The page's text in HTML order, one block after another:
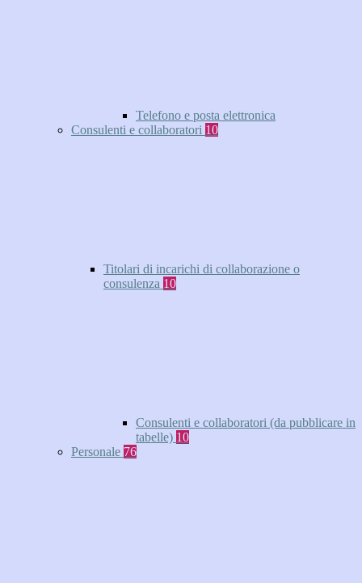
Telefono e posta elettronica
Consulenti e collaboratori 10
Titolari di incarichi di collaborazione o
consulenza 10
Consulenti e collaboratori (da pubblicare in
tabelle) 10
Personale 76